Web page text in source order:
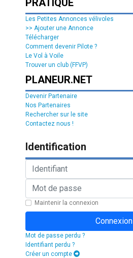
PRATIQUE
Les Petites Annonces vélivoles
>> Ajouter une Annonce
Télécharger
Comment devenir Pilote ?
Le Vol à Voile
Trouver un club (FFVP)
PLANEUR.NET
Devenir Partenaire
Nos Partenaires
Rechercher sur le site
Contactez nous !
Identification
Identifiant
Mot de passe
Maintenir la connexion
Connexion
Mot de passe perdu ?
Identifiant perdu ?
Créer un compte